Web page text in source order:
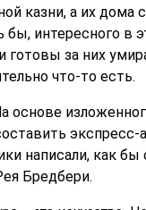
казни, а их дома
бы, интересного в
готовы за них
что-то есть.
основе
экспресс-
написали, как бы
Бредбери.